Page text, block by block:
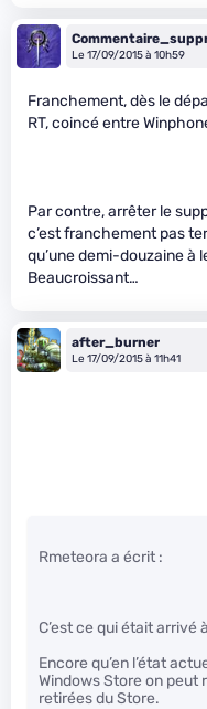
Le 17/09/2015 à 10h59
Franchement, dès le
RT, coincé entre
Par contre, arrêter le
c’est franchement pas
qu’une demi-douzaine à
Beaucroissant…
after_burner
Le 17/09/2015 à 11h41
Rmeteora a écrit :
C’est ce qui était arrivé
Encore qu’en l’état
Windows Store on peut
retirées du Store.